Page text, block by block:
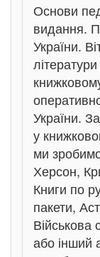
Основи
видання.
України.
України.
у
ми
Херсон,
Книги по
пакети,
або інший